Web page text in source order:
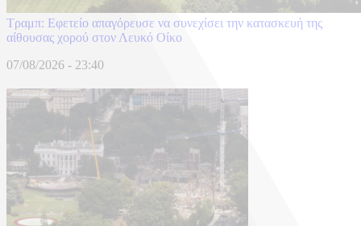
Τραμπ: Εφετείο απαγόρευσε να συνεχίσει την κατασκευή της
αίθουσας χορού στον Λευκό Οίκο
07/08/2026 - 23:40